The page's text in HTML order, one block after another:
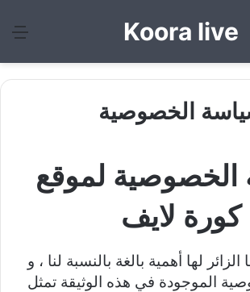
Koora live
الخصوصية
لموقع
كورة لايف
لها أهمية بالغة بالنسبة لنا ، و
الموجودة في هذه الوثيقة تمثل